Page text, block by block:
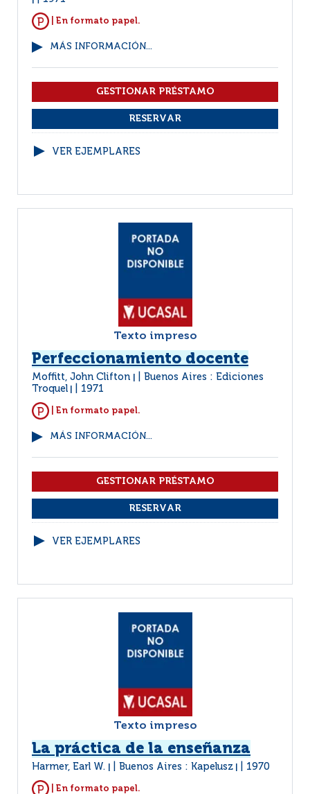
| En formato papel.
MÁS INFORMACIÓN...
VER EJEMPLARES
Texto impreso
Perfeccionamiento docente
Moffitt, John Clifton
Buenos Aires : Ediciones
Troquel
1971
| En formato papel.
MÁS INFORMACIÓN...
VER EJEMPLARES
Texto impreso
La práctica de la enseñanza
Harmer, Earl W. Buenos Aires : Kapelusz 1970
| En formato papel.